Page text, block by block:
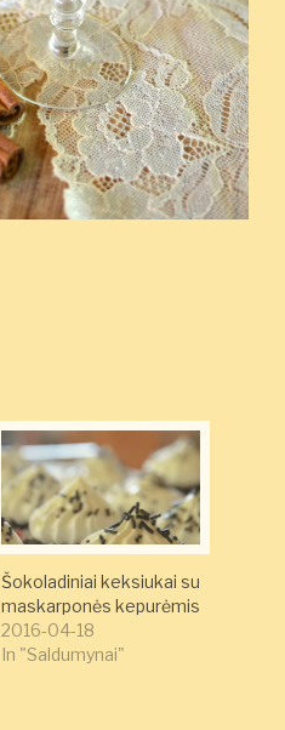
Šokoladiniai keksiukai su
maskarponės kepurėmis
2016-04-18
In "Saldumynai"